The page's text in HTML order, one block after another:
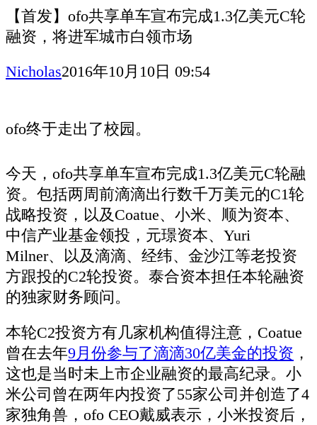
【首发】ofo共享单车宣布完成1.3亿美元C轮
融资，将进军城市白领市场
Nicholas2016年10月10日 09:54
ofo终于走出了校园。
今天，ofo共享单车宣布完成1.3亿美元C轮融
资。包括两周前滴滴出行数千万美元的C1轮
战略投资，以及Coatue、小米、顺为资本、
中信产业基金领投，元璟资本、Yuri
Milner、以及滴滴、经纬、金沙江等老投资
方跟投的C2轮投资。泰合资本担任本轮融资
的独家财务顾问。
本轮C2投资方有几家机构值得注意，Coatue
曾在去年9月份参与了滴滴30亿美金的投资 ，
这也是当时未上市企业融资的最高纪录。小
米公司曾在两年内投资了55家公司并创造了4
家独角兽，ofo CEO戴威表示，小米投资后，